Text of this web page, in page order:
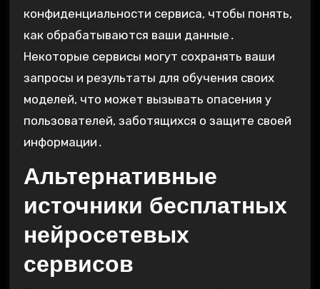
конфиденциальности сервиса, чтобы понять,
как обрабатываются ваши данные․
Некоторые сервисы могут сохранять ваши
запросы и результаты для обучения своих
моделей, что может вызывать опасения у
пользователей, заботящихся о защите своей
информации․
Альтернативные
источники бесплатных
нейросетевых
сервисов